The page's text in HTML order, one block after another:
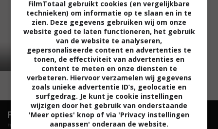
FilmTotaal.Hét online filmoverzicht.
hosted by
FilmTotaal gebruikt cookies (en vergelijkbare
technieken) om informatie op te slaan en in te
zien. Deze gegevens gebruiken wij om onze
website goed te laten functioneren, het gebruik
van de website te analyseren,
gepersonaliseerde content en advertenties te
tonen, de effectiviteit van advertenties en
content te meten en onze diensten te
verbeteren. Hiervoor verzamelen wij gegevens
zoals unieke advertentie ID’s, geolocatie en
surfgedrag. Je kunt je cookie instellingen
wijzigen door het gebruik van onderstaande
'Meer opties' knop of via 'Privacy instellingen
aanpassen' onderaan de website.